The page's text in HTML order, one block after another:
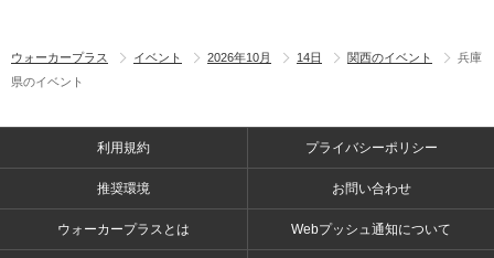
ウォーカープラス イベント 2026年10月 14日 関西のイベント
兵庫
県のイベント
利用規約 プライバシーポリシー
推奨環境 お問い合わせ
ウォーカープラスとは Webプッシュ通知について